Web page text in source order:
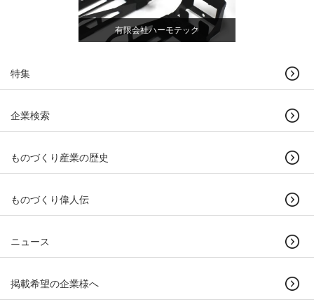
有限会社ハーモテック
特集
企業検索
ものづくり産業の歴史
ものづくり偉人伝
ニュース
掲載希望の企業様へ